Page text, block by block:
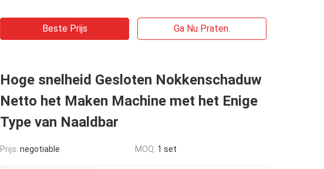
Beste Prijs Ga Nu Praten.
Hoge snelheid Gesloten Nokkenschaduw
Netto het Maken Machine met het Enige
Type van Naaldbar
Prijs: negotiable MOQ: 1 set